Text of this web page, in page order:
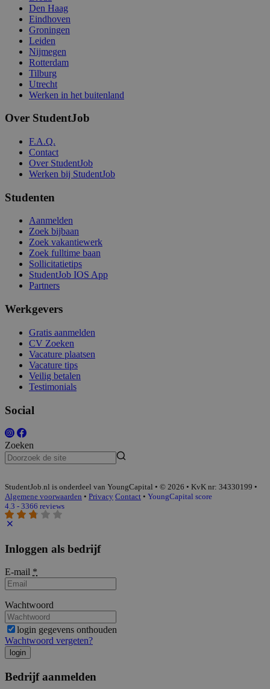
Den Haag
Eindhoven
Groningen
Leiden
Nijmegen
Rotterdam
Tilburg
Utrecht
Werken in het buitenland
Over StudentJob
F.A.Q.
Contact
Over StudentJob
Werken bij StudentJob
Studenten
Aanmelden
Zoek bijbaan
Zoek vakantiewerk
Zoek fulltime baan
Sollicitatietips
StudentJob IOS App
Partners
Werkgevers
Gratis aanmelden
CV Zoeken
Vacature plaatsen
Vacature tips
Veilig betalen
Testimonials
Social
Zoeken
StudentJob.nl is onderdeel van YoungCapital • © 2026 • KvK nr: 34330199 •
Algemene voorwaarden • Privacy Contact • YoungCapital score
4.3 - 3366 reviews
Inloggen als bedrijf
E-mail *
Wachtwoord
login gegevens onthouden
Wachtwoord vergeten?
login
Bedrijf aanmelden